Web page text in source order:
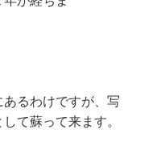
るわけですが、写
て蘇って来ます。